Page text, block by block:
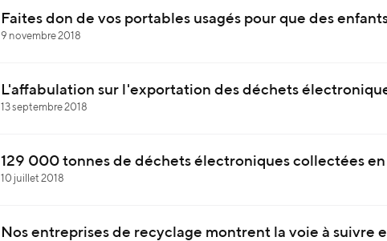
9 novembre 2018
Faites don de vos portables usagés pour que des
13 septembre 2018
L'affabulation sur l'exportation des déchets
10 juillet 2018
129 000 tonnes de déchets électroniques collectées en
Nos entreprises de recyclage montrent la voie à suivre